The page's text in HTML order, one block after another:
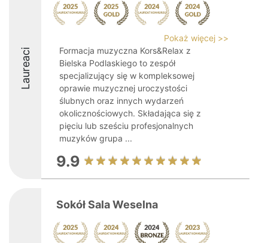
Laureaci
Pokaż więcej >>
Formacja muzyczna Kors&Relax z
Bielska Podlaskiego to zespół
specjalizujący się w kompleksowej
oprawie muzycznej uroczystości
ślubnych oraz innych wydarzeń
okolicznościowych. Składająca się z
pięciu lub sześciu profesjonalnych
muzyków grupa ...
9.9
Sokół Sala Weselna